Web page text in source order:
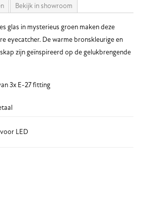
Bekijk in showroom
glas in mysterieus groen maken deze
eyecatcher. De warme bronskleurige en
zijn geïnspireerd op de gelukbrengende
3x E-27 fitting
LED